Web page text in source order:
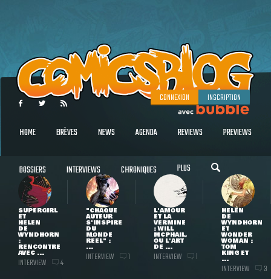
CONNEXION INSCRIPTION
HOME BRÈVES NEWS AGENDA REVIEWS PREVIEWS
DOSSIERS INTERVIEWS CHRONIQUES PLUS
SUPERGIRL
ET
HELEN
DE
WYNDHORN
:
RENCONTRE
AVEC ...
INTERVIEW 4
"CHAQUE
AUTEUR
S'INSPIRE
DU
MONDE
RÉEL" :
...
INTERVIEW 1
L'AMOUR
ET LA
VERMINE
: WILL
MCPHAIL,
OU L'ART
DE ...
INTERVIEW 1
HELEN
DE
WYNDHORN
ET
WONDER
WOMAN :
TOM
KING ET
...
INTERVIEW 3